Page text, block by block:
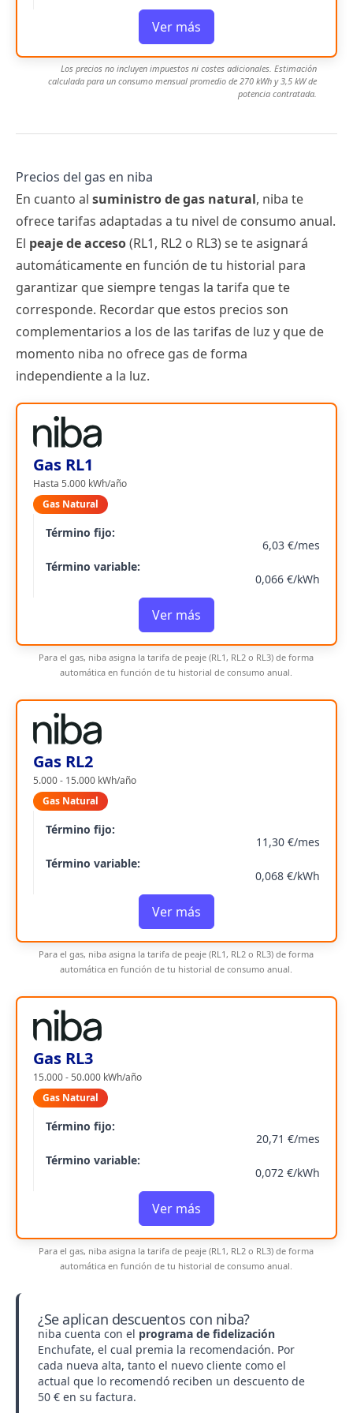
Ver más
Los precios no incluyen impuestos ni costes adicionales. Estimación
calculada para un consumo mensual promedio de 270 kWh y 3,5 kW de
potencia contratada.
Precios del gas en niba
En cuanto al suministro de gas natural, niba te
ofrece tarifas adaptadas a tu nivel de consumo anual.
El peaje de acceso(RL1, RL2 o RL3) se te asignará
automáticamente en función de tu historial para
garantizar que siempre tengas la tarifa que te
corresponde. Recordar que estos precios son
complementarios a los de las tarifas de luz y que de
momento niba no ofrece gas de forma
independiente a la luz.
Gas RL1
Hasta 5.000 kWh/año
Gas Natural
Término fijo:
6,03 €/mes
Término variable:
0,066 €/kWh
Ver más
Para el gas, niba asigna la tarifa de peaje (RL1, RL2 o RL3) de forma
automática en función de tu historial de consumo anual.
Gas RL2
5.000 - 15.000 kWh/año
Gas Natural
Término fijo:
11,30 €/mes
Término variable:
0,068 €/kWh
Ver más
Para el gas, niba asigna la tarifa de peaje (RL1, RL2 o RL3) de forma
automática en función de tu historial de consumo anual.
Gas RL3
15.000 - 50.000 kWh/año
Gas Natural
Término fijo:
20,71 €/mes
Término variable:
0,072 €/kWh
Ver más
Para el gas, niba asigna la tarifa de peaje (RL1, RL2 o RL3) de forma
automática en función de tu historial de consumo anual.
¿Se aplican descuentos con niba?
niba cuenta con el programa de fidelización
Enchufate, el cual premia la recomendación. Por
cada nueva alta, tanto el nuevo cliente como el
actual que lo recomendó reciben un descuento de
50 € en su factura.